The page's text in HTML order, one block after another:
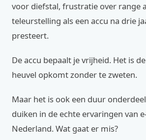
voor diefstal, frustratie over range
teleurstelling als een accu na drie
presteert.
De accu bepaalt je vrijheid. Het is
heuvel opkomt zonder te zweten.
Maar het is ook een duur
duiken in de echte ervaringen van
Nederland. Wat gaat er mis?